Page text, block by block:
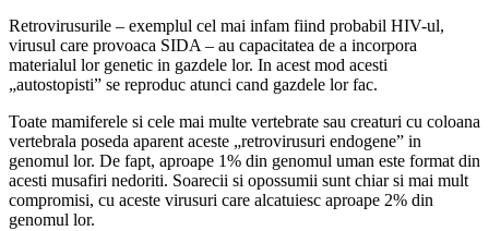
Retrovirusurile – exemplul cel mai infam fiind probabil HIV-ul,
virusul care provoaca SIDA – au capacitatea de a incorpora
materialul lor genetic in gazdele lor. In acest mod acesti
„autostopisti” se reproduc atunci cand gazdele lor fac.
Toate mamiferele si cele mai multe vertebrate sau creaturi cu coloana
vertebrala poseda aparent aceste „retrovirusuri endogene” in
genomul lor. De fapt, aproape 1% din genomul uman este format din
acesti musafiri nedoriti. Soarecii si opossumii sunt chiar si mai mult
compromisi, cu aceste virusuri care alcatuiesc aproape 2% din
genomul lor.